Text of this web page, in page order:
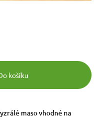
košíku
maso vhodné na